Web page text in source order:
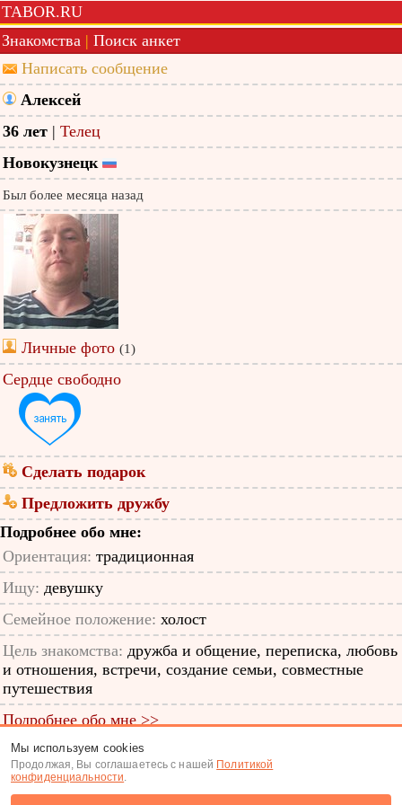
TABOR.RU
Знакомства | Поиск анкет
Написать сообщение
Алексей
36 лет | Телец
Новокузнецк
Был более месяца назад
Личные фото (1)
Сердце свободно
Сделать подарок
Предложить дружбу
Подробнее обо мне:
Ориентация: традиционная
Ищу: девушку
Семейное положение: холост
Цель знакомства: дружба и общение, переписка, любовь
и отношения, встречи, создание семьи, совместные
путешествия
Подробнее обо мне >>
ID анкеты: 12619197
Знакомства|Поиск анкет
Мы используем cookies
Продолжая, Вы соглашаетесь с нашей Политикой
конфиденциальности.